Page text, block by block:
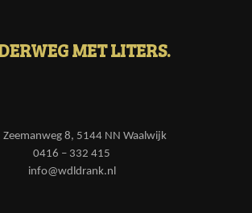
MET LITERS.
Zeemanweg 8, 5144 NN Waalwijk
0416 – 332 415
info@wdldrank.nl